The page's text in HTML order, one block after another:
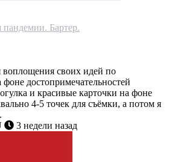
пандемии. Бартер.
своих идей по
достопримечательностей
и красивые карточки на фоне
4-5 точек для съёмки, а потом я
3 недели назад